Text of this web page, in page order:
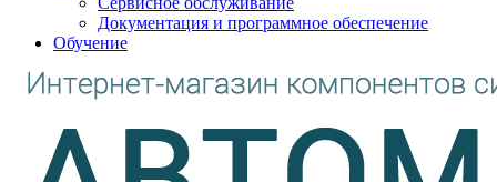
Документация и программное обеспечение
Обучение